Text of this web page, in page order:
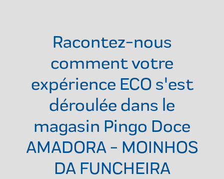
Racontez-nous
comment votre
expérience ECO s'est
déroulée dans le
magasin Pingo Doce
AMADORA - MOINHOS
DA FUNCHEIRA